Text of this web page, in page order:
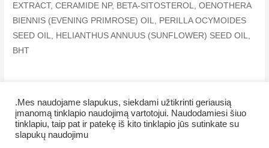
EXTRACT, CERAMIDE NP, BETA-SITOSTEROL, OENOTHERA
BIENNIS (EVENING PRIMROSE) OIL, PERILLA OCYMOIDES
SEED OIL, HELIANTHUS ANNUUS (SUNFLOWER) SEED OIL,
BHT
Copyright © 2026 Veiklus.lt
.Mes naudojame slapukus, siekdami užtikrinti geriausią
įmanomą tinklapio naudojimą vartotojui. Naudodamiesi šiuo
tinklapiu, taip pat ir patekę iš kito tinklapio jūs sutinkate su
slapukų naudojimu